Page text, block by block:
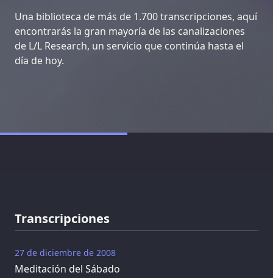
Una biblioteca de más de 1.700 transcripciones, aquí
encontrarás la gran mayoría de las canalizaciones
de L/L Research, un servicio que continúa hasta el
día de hoy.
Transcripciones
27 de diciembre de 2008
Meditación del Sábado